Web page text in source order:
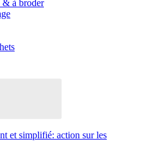
& à broder
et simplifié: action sur les